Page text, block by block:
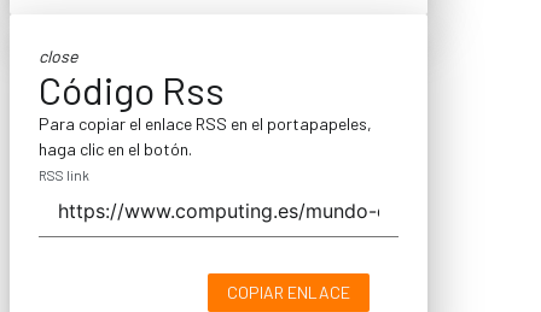
close
Código Rss
Para copiar el enlace RSS en el portapapeles,
haga clic en el botón.
RSS link
COPIAR ENLACE